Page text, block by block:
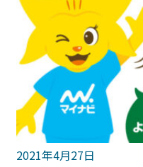
2021年4月27日